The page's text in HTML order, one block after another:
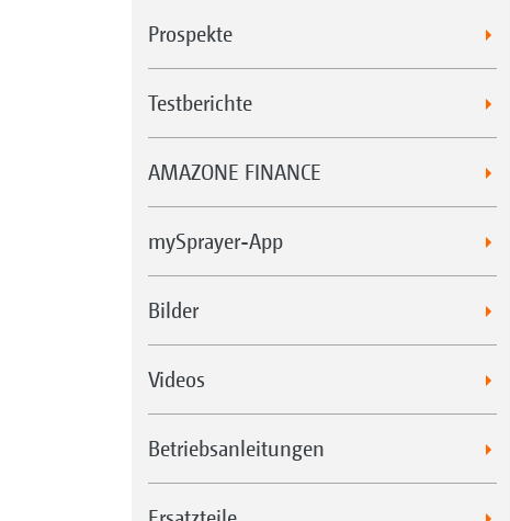
Prospekte
Testberichte
AMAZONE FINANCE
mySprayer-App
Bilder
Videos
Betriebsanleitungen